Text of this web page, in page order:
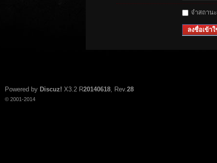
จำสถาน
ลงชื่อเข้าใ
Powered by Discuz! X3.2 R20140618, Rev.28
© 2001-2014